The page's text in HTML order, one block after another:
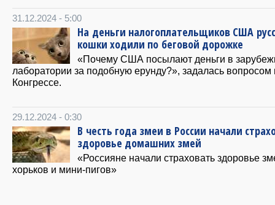
31.12.2024 - 5:00
На деньги налогоплательщиков США
кошки ходили по беговой дорожке
«Почему США посылают деньги в
лаборатории за подобную ерунду?», задалась вопросом
Конгрессе.
29.12.2024 - 0:30
В честь года змеи в России начали
здоровье домашних змей
«Россияне начали страховать здоровье
хорьков и мини-пигов»